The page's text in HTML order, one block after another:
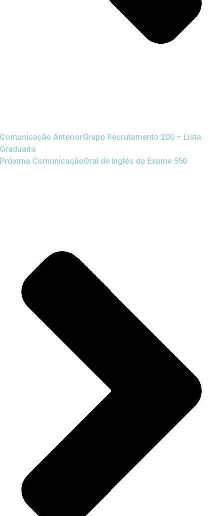
Comunicação AnteriorGrupo Recrutamento 200 – Lista
Graduada
Próxima ComunicaçãoOral de Inglês do Exame 550